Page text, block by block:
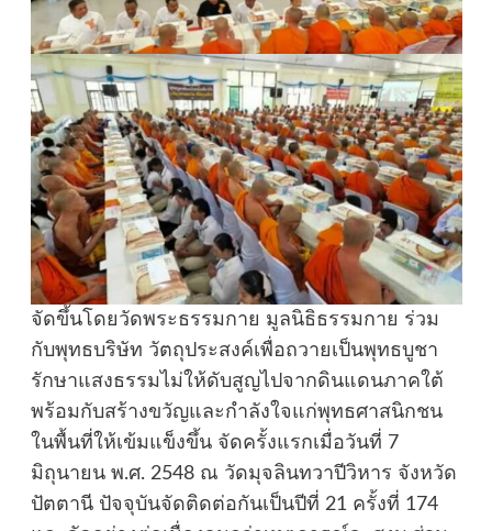
จัดขึ้นโดยวัดพระธรรมกาย มูลนิธิธรรมกาย ร่วม
กับพุทธบริษัท วัตถุประสงค์เพื่อถวายเป็นพุทธบูชา
รักษาแสงธรรมไม่ให้ดับสูญไปจากดินแดนภาคใต้
พร้อมกับสร้างขวัญและกำลังใจแก่พุทธศาสนิกชน
ในพื้นที่ให้เข้มแข็งขึ้น จัดครั้งแรกเมื่อวันที่ 7
มิถุนายน พ.ศ. 2548 ณ วัดมุจลินทวาปีวิหาร จังหวัด
ปัตตานี ปัจจุบันจัดติดต่อกันเป็นปีที่ 21 ครั้งที่ 174